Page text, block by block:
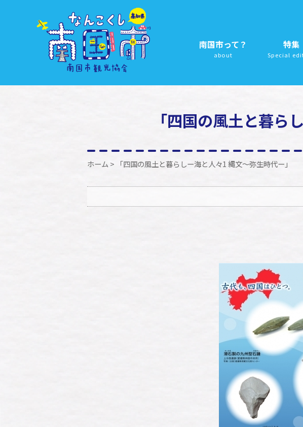
南国市って？
about
特集
Special
「四国の風土と暮ら
ホーム > 「四国の風土と暮らしー海と人々1 縄文～弥生時代ー」